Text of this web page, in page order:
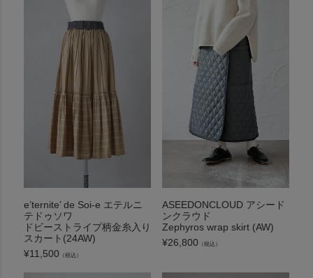
e’ternite’ de Soi-e エテルニ
テドゥソワ
ドビーストライプ柄金糸入り
スカート(24AW)
¥11,500 （税込）
ASEEDONCLOUD アシード
ンクラウド
Zephyros wrap skirt (AW)
¥26,800 （税込）